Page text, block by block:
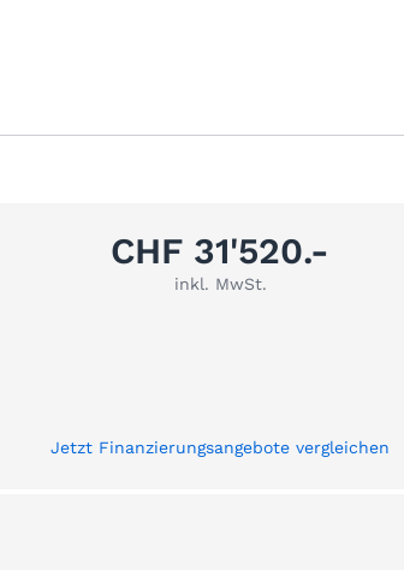
CHF 31'520.-
inkl. MwSt.
Jetzt Finanzierungsangebote vergleichen